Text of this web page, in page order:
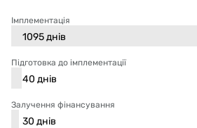
Імплементація
1095днів
Підготовка до імплементації
40 днів
Залучення фінансування
30 днів